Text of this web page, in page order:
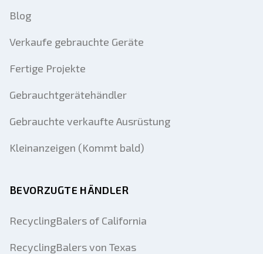
Blog
Verkaufe gebrauchte Geräte
Fertige Projekte
Gebrauchtgerätehändler
Gebrauchte verkaufte Ausrüstung
Kleinanzeigen (Kommt bald)
BEVORZUGTE HÄNDLER
RecyclingBalers of California
RecyclingBalers von Texas